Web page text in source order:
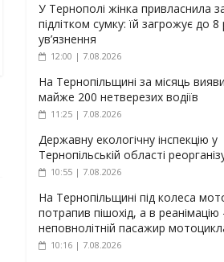
У Тернополі жінка привласнила
підлітком сумку: їй загрожує до 8
ув’язнення
12:00 | 7.08.2026
На Тернопільщині за місяць
майже 200 нетверезих водіїв
11:25 | 7.08.2026
Державну екологічну інспекцію у
Тернопільській області
10:55 | 7.08.2026
На Тернопільщині під колеса
потрапив пішохід, а в реанімацію
неповнолітній пасажир
10:16 | 7.08.2026